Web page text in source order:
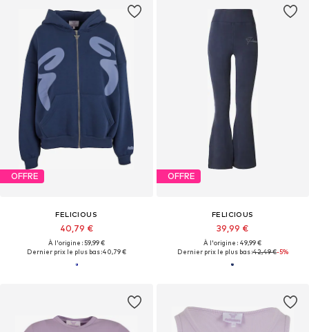
OFFRE
FELICIOUS
40,79 €
À l'origine : 59,99 €
Dernier prix le plus bas :40,79 €
OFFRE
FELICIOUS
39,99 €
À l'origine : 49,99 €
Dernier prix le plus bas :42,49 €-5%